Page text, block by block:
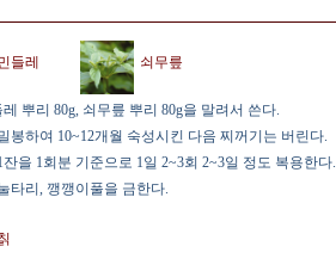
들레 쇠무릎
뿌리 80g, 쇠무릎 뿌리 80g을 말려서 쓴다.
봉하여 10~12개월 숙성시킨 다음 찌꺼기는 버린다.
을 1회분 기준으로 1일 2~3회 2~3일 정도 복용한다.
타리, 깽깽이풀을 금한다.